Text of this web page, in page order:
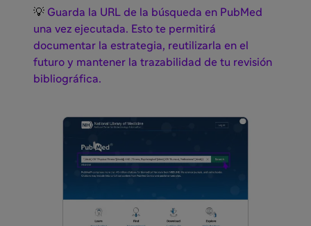
💡 Guarda la URL de la búsqueda en PubMed
una vez ejecutada. Esto te permitirá
documentar la estrategia, reutilizarla en el
futuro y mantener la trazabilidad de tu revisión
bibliográfica.